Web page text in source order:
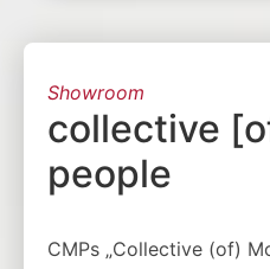
Showroom
collective
people
CMPs „Collective (of)